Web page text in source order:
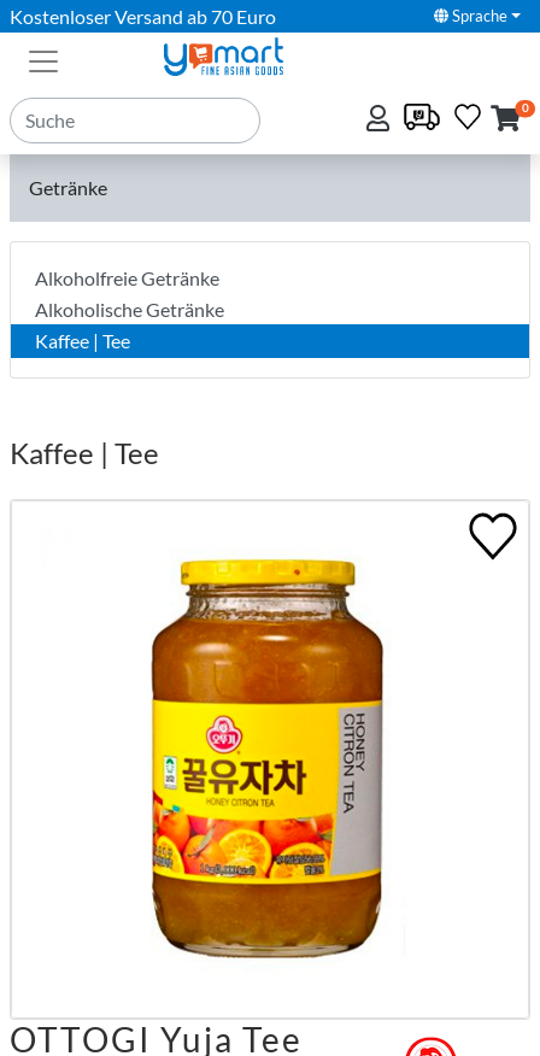
Kostenloser Versand ab 70 Euro Sprache
0
Getränke
Alkoholfreie Getränke
Alkoholische Getränke
Kaffee | Tee
Kaffee | Tee
OTTOGI Yuja Tee